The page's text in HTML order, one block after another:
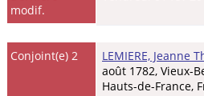
modif.
Conjoint(e) 2 LEMIERE, Jeanne
août 1782, Vieux-
Hauts-de-France,